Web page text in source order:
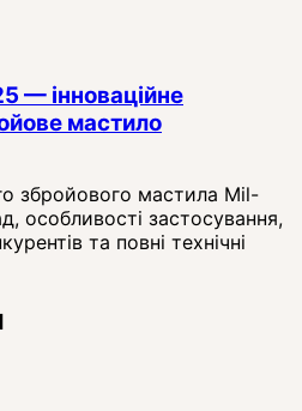
— інноваційне
мастило
збройового мастила Mil-
особливості застосування,
та повні технічні